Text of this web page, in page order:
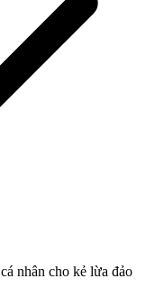
nhân cho kẻ lừa đảo